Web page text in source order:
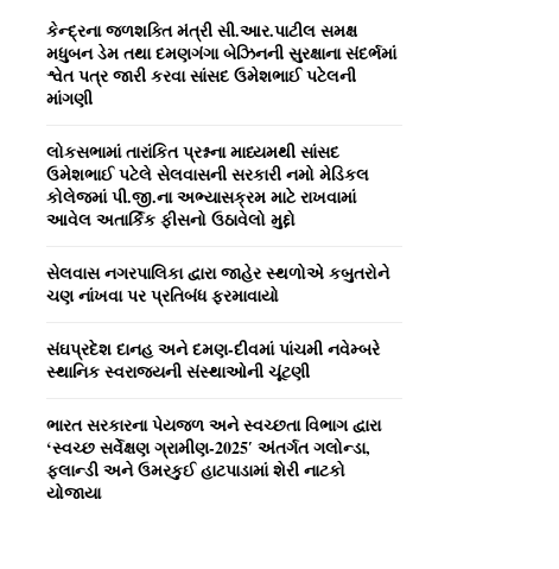
o
r
:
R
કેન્‍દ્રના જળશક્‍તિ મંત્રી સી.આર.પાટીલ સમક્ષ
મધુબન ડેમ તથા દમણગંગા બેઝિનની સુરક્ષાના સંદર્ભમાં
શ્વેત પત્ર જારી કરવા સાંસદ ઉમેશભાઈ પટેલની
માંગણી
લોકસભામાં તારાંકિત પ્રશ્નના માધ્‍યમથી સાંસદ
ઉમેશભાઈ પટેલે સેલવાસની સરકારી નમો મેડિકલ
કોલેજમાં પી.જી.ના અભ્‍યાસક્રમ માટે રાખવામાં
આવેલ અતાર્કિક ફીસનો ઉઠાવેલો મુદ્દો
સેલવાસ નગરપાલિકા દ્વારા જાહેર સ્‍થળોએ કબુતરોને
ચણ નાંખવા પર પ્રતિબંધ ફરમાવાયો
સંઘપ્રદેશ દાનહ અને દમણ-દીવમાં પાંચમી નવેમ્‍બરે
સ્‍થાનિક સ્‍વરાજ્‍યની સંસ્‍થાઓની ચૂંટણી
ભારત સરકારના પેયજળ અને સ્‍વચ્‍છતા વિભાગ દ્વારા
‘સ્‍વચ્‍છ સર્વેક્ષણ ગ્રામીણ-2025′ અંતર્ગત ગલોન્‍ડા,
ફલાન્‍ડી અને ઉમરકુઈ હાટપાડામાં શેરી નાટકો
યોજાયા